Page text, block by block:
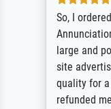
So, I
large and
site
quality for
refunded